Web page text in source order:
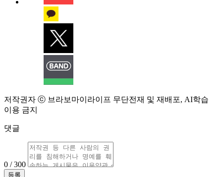
저작권자 ⓒ 브라보마이라이프 무단전재 및 재배포, AI학습
이용 금지
댓글
0 / 300